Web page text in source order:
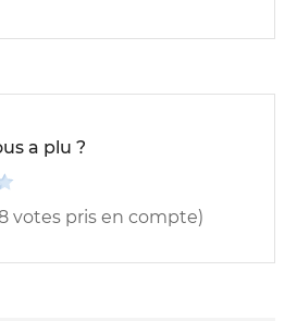
a plu ?
votes pris en compte)